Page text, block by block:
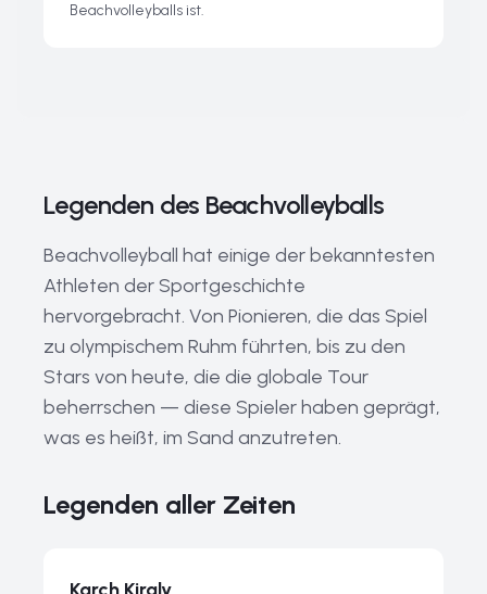
Beachvolleyballs ist.
Legenden des Beachvolleyballs
Beachvolleyball hat einige der bekanntesten
Athleten der Sportgeschichte
hervorgebracht. Von Pionieren, die das Spiel
zu olympischem Ruhm führten, bis zu den
Stars von heute, die die globale Tour
beherrschen — diese Spieler haben geprägt,
was es heißt, im Sand anzutreten.
Legenden aller Zeiten